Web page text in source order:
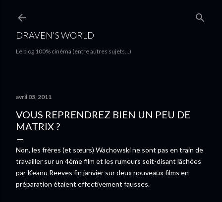
DRAVEN'S WORLD
Le blog 100% cinéma (entre autres sujets...)
avril 05, 2011
VOUS REPRENDREZ BIEN UN PEU DE
MATRIX ?
Non, les frères (et sœurs) Wachowski ne sont pas en train de
travailler sur un 4ème film et les rumeurs soit-disant lâchées
par Keanu Reeves fin janvier sur deux nouveaux films en
préparation étaient effectivement fausses.